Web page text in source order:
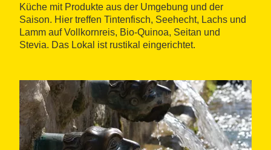
Küche mit Produkte aus der Umgebung und der
Saison. Hier treffen Tintenfisch, Seehecht, Lachs und
Lamm auf Vollkornreis, Bio-Quinoa, Seitan und
Stevia. Das Lokal ist rustikal eingerichtet.